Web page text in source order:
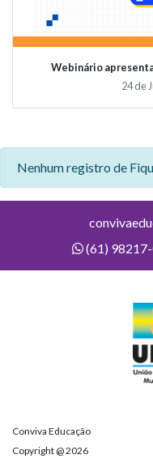
Webinário
24 de
Nenhum registro de
(61)
Conviva Educação
Copyright @ 2026